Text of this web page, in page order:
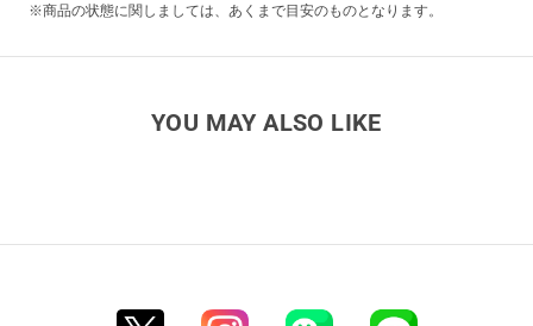
※商品の状態に関しましては、あくまで目安のものとなります。
YOU MAY ALSO LIKE